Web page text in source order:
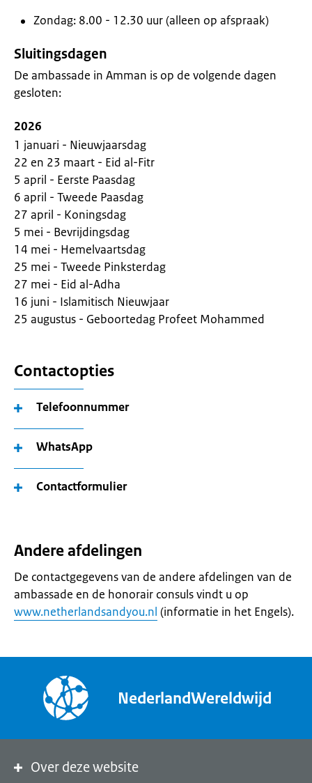
Zondag: 8.00 - 12.30 uur (alleen op afspraak)
Sluitingsdagen
De ambassade in Amman is op de volgende dagen
gesloten:
2026
1 januari - Nieuwjaarsdag
22 en 23 maart - Eid al-Fitr
5 april - Eerste Paasdag
6 april - Tweede Paasdag
27 april - Koningsdag
5 mei - Bevrijdingsdag
14 mei - Hemelvaartsdag
25 mei - Tweede Pinksterdag
27 mei - Eid al-Adha
16 juni - Islamitisch Nieuwjaar
25 augustus - Geboortedag Profeet Mohammed
Contactopties
Telefoonnummer
WhatsApp
Contactformulier
Andere afdelingen
De contactgegevens van de andere afdelingen van de
ambassade en de honorair consuls vindt u op
www.netherlandsandyou.nl (informatie in het Engels).
NederlandWereldwijd
Over deze website